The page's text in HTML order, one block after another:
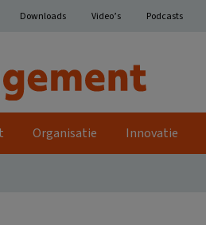
Downloads Video’s Podcasts
Organisatie Innovatie